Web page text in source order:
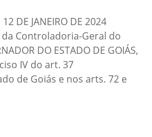
DE JANEIRO DE 2024
Controladoria-Geral do
DO ESTADO DE GOIÁS,
IV do art. 37
de Goiás e nos arts. 72 e